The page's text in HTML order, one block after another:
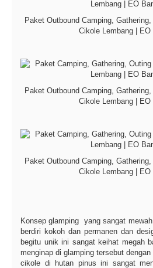
Paket Outbound Camping,
Cikole Lembang | EO
Paket Outbound Camping,
Cikole Lembang | EO
Paket Outbound Camping,
Cikole Lembang | EO
Konsep glamping yang sangat
berdiri kokoh dan permanen dan
begitu unik ini sangat keihat megah
menginap di glamping tersebut
cikole di hutan pinus ini sangat